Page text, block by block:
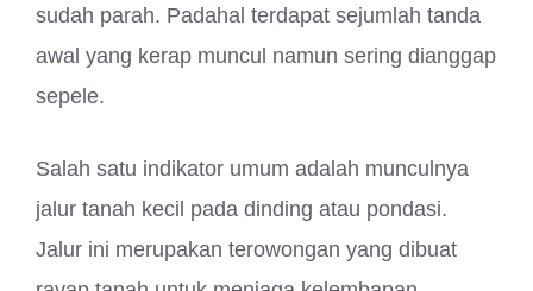
sudah parah. Padahal terdapat sejumlah tanda
awal yang kerap muncul namun sering dianggap
sepele.
Salah satu indikator umum adalah munculnya
jalur tanah kecil pada dinding atau pondasi.
Jalur ini merupakan terowongan yang dibuat